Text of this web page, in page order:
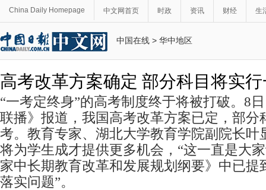
China Daily Homepage 中文网首页 时政 资讯 财经 生
中国在线 > 华中地区
高考改革方案确定 部分科目将实
“一考定终身”的高考制度终于将被打破。8
联播》报道，我国高考改革方案已定，部分
考。教育专家、湖北大学教育学院副院长叶
将为学生成才提供更多机会，“这一直是大
家中长期教育改革和发展规划纲要》中已提
落实问题”。